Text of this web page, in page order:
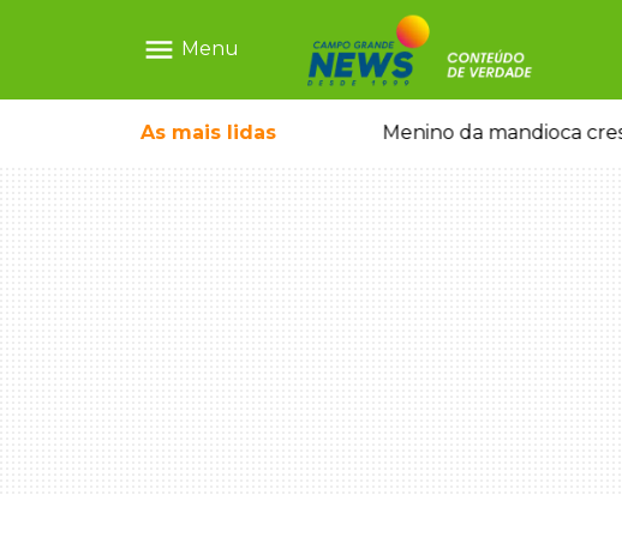
menu Menu
As mais lidas
não reconhece o filho queimado Menino da mandioca